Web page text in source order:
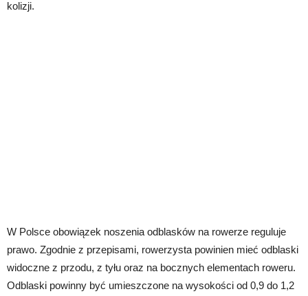
kolizji.
W Polsce obowiązek noszenia odblasków na rowerze reguluje
prawo. Zgodnie z przepisami, rowerzysta powinien mieć odblaski
widoczne z przodu, z tyłu oraz na bocznych elementach roweru.
Odblaski powinny być umieszczone na wysokości od 0,9 do 1,2